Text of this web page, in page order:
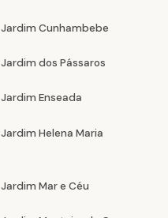
Jardim Cunhambebe
Jardim dos Pássaros
Jardim Enseada
Jardim Helena Maria
Jardim Mar e Céu